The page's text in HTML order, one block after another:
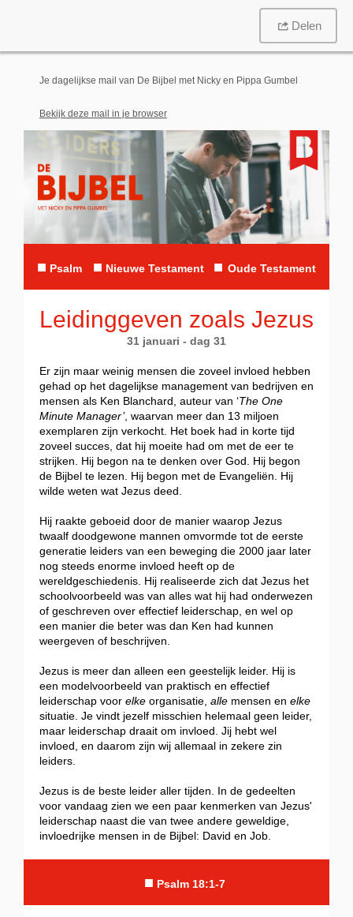
Delen
Je dagelijkse mail van De Bijbel met Nicky en Pippa Gumbel
Bekijk deze mail in je browser
■ Psalm ■ Nieuwe Testament ■ Oude Testament
Leidinggeven zoals Jezus
31 januari - dag 31
Er zijn maar weinig mensen die zoveel invloed hebben
gehad op het dagelijkse management van bedrijven en
mensen als Ken Blanchard, auteur van ‘The One
Minute Manager’, waarvan meer dan 13 miljoen
exemplaren zijn verkocht. Het boek had in korte tijd
zoveel succes, dat hij moeite had om met de eer te
strijken. Hij begon na te denken over God. Hij begon
de Bijbel te lezen. Hij begon met de Evangeliën. Hij
wilde weten wat Jezus deed.
Hij raakte geboeid door de manier waarop Jezus
twaalf doodgewone mannen omvormde tot de eerste
generatie leiders van een beweging die 2000 jaar later
nog steeds enorme invloed heeft op de
wereldgeschiedenis. Hij realiseerde zich dat Jezus het
schoolvoorbeeld was van alles wat hij had onderwezen
of geschreven over effectief leiderschap, en wel op
een manier die beter was dan Ken had kunnen
weergeven of beschrijven.
Jezus is meer dan alleen een geestelijk leider. Hij is
een modelvoorbeeld van praktisch en effectief
leiderschap voor elke organisatie, alle mensen en elke
situatie. Je vindt jezelf misschien helemaal geen leider,
maar leiderschap draait om invloed. Jij hebt wel
invloed, en daarom zijn wij allemaal in zekere zin
leiders.
Jezus is de beste leider aller tijden. In de gedeelten
voor vandaag zien we een paar kenmerken van Jezus'
leiderschap naast die van twee andere geweldige,
invloedrijke mensen in de Bijbel: David en Job.
■ Psalm 18:1-7